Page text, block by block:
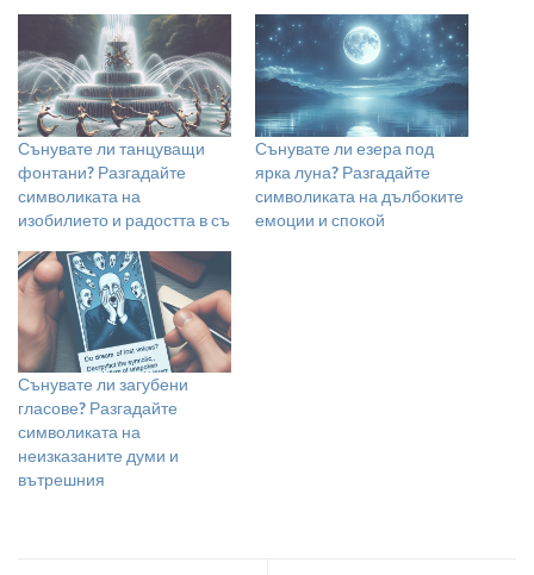
Сънувате ли танцуващи
фонтани? Разгадайте
символиката на
изобилието и радостта в съ
Сънувате ли езера под
ярка луна? Разгадайте
символиката на дълбоките
емоции и спокой
Сънувате ли загубени
гласове? Разгадайте
символиката на
неизказаните думи и
вътрешния